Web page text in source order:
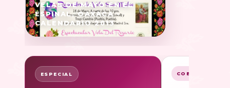
VELAS DE MAYO EN EL
ESPINAL, OAXACA -
CALENDARIO 2013
ESPECIAL COBERTURA